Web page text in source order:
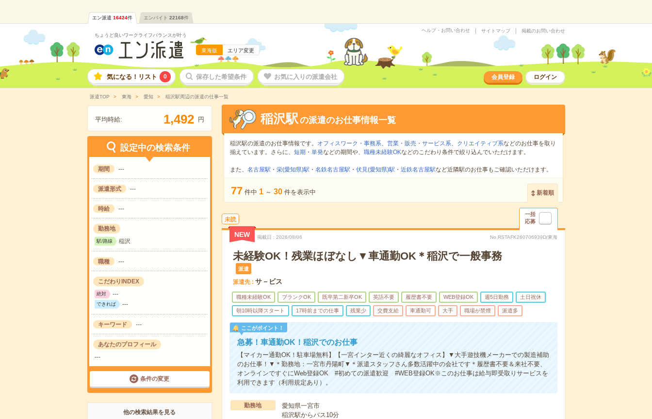
エン派遣 16424件 エンバイト 22168件
ちょうど良いワークライフバランスが叶う
東海版 エリア変更
ヘルプ・お問い合わせ サイトマップ 掲載のお問い合わせ
気になる！リスト 0 保存した希望条件 お気に入りの派遣会社 会員登録 ログイン
派遣TOP 東海 愛知 稲沢駅周辺の派遣の仕事一覧
平均時給: 1,492 円
設定中の検索条件
期間 ---
派遣形式 ---
時給 ---
勤務地
駅/路線 稲沢
職種 ---
こだわりINDEX
絶対 ---
できれば ---
キーワード ---
あなたのプロフィール
---
条件の変更
他の検索結果を見る
稲沢駅の派遣のお仕事情報一覧
稲沢駅の派遣のお仕事情報です。 オフィスワーク・事務系、 営業・販売・サービス系、 クリエイティブ系などのお仕事を取り
揃えています。さらに、 短期 ・ 単発などの期間や、 職種未経験OKなどのこだわり条件で絞り込んでいただけます。
また、 名古屋駅 ・ 栄(愛知県)駅 ・ 名鉄名古屋駅 ・ 伏見(愛知県)駅 ・ 近鉄名古屋駅など近隣駅のお仕事もご確認いただけます。
77 件中 1 ～ 30 件を表示中 新着順
未読
一括
応募
NEW 掲載日 2026/08/06 No.RSTAFK260706939D/東海
未経験OK！残業ほぼなし▼車通勤OK＊稲沢で一般事務
派遣
派遣先 サ－ビス
職種未経験OK ブランクOK 既卒第二新卒OK 英語不要 履歴書不要 WEB登録OK 週5日勤務 土日祝休
朝10時以降スタート 17時前までの仕事 残業少 交費支給 車通勤可 大手 職場が禁煙 派遣多
ここがポイント！
急募！車通勤OK！稲沢でのお仕事
【マイカー通勤OK！駐車場無料】【一宮インター近くの綺麗なオフィス】▼大手遊技機メーカーでの製造補助
のお仕事！▼＊勤務地：一宮市丹陽町▼＊派遣スタッフさん多数活躍中の会社です＊履歴書不要＆来社不要、
オンラインですぐにWeb登録OK #初めての派遣歓迎 #WEB登録OK※このお仕事は給与即受取りサービスを
利用できます（利用規定あり）。
勤務地
愛知県一宮市
稲沢駅からバス10分